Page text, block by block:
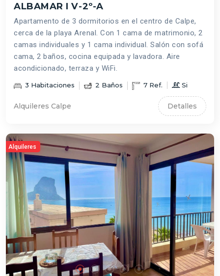
ALBAMAR I V-2º-A
Apartamento de 3 dormitorios en el centro de Calpe,
cerca de la playa Arenal. Con 1 cama de matrimonio, 2
camas individuales y 1 cama individual. Salón con sofá
cama, 2 baños, cocina equipada y lavadora. Aire
acondicionado, terraza y WiFi.
3 Habitaciones 2 Baños 7 Ref. Si
Alquileres Calpe Detalles
Alquileres